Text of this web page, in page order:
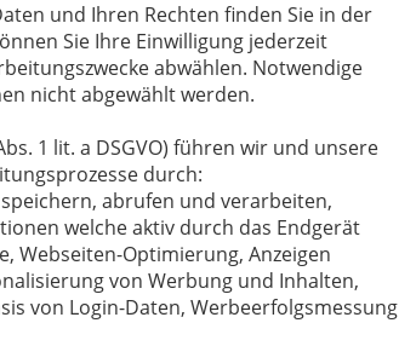
und Ihren Rechten finden Sie in der
Sie Ihre Einwilligung jederzeit
abwählen. Notwendige
nicht abgewählt werden.
1 lit. a DSGVO) führen wir und unsere
durch:
abrufen und verarbeiten,
welche aktiv durch das Endgerät
Webseiten-Optimierung, Anzeigen
von Werbung und Inhalten,
von Login-Daten, Werbeerfolgsmessung
nach dem Absenden